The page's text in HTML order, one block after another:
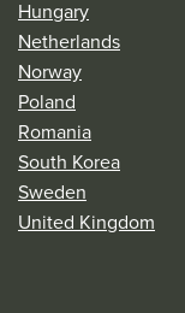
Hungary
Netherlands
Norway
Poland
Romania
South Korea
Sweden
United Kingdom